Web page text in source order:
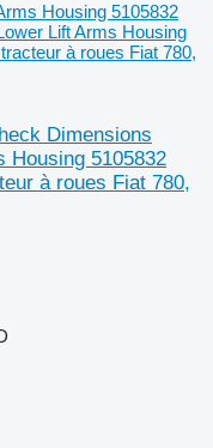
Housing 5105832
Lift Arms Housing
à roues Fiat 780,
Dimensions
Housing 5105832
à roues Fiat 780,